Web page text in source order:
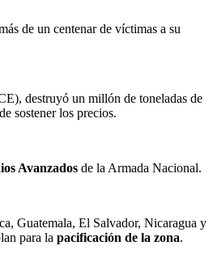
de un centenar de víctimas a su
destruyó un millón de toneladas de
sostener los precios.
Avanzados de la Armada Nacional.
Guatemala, El Salvador, Nicaragua y
para la pacificación de la zona.